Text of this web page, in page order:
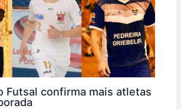
Futsal confirma mais atletas